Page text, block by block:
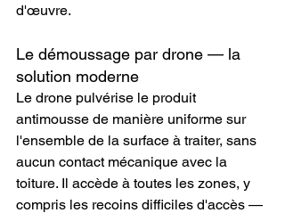
d'œuvre.
Le démoussage par drone — la
solution moderne
Le drone pulvérise le produit
antimousse de manière uniforme sur
l'ensemble de la surface à traiter, sans
aucun contact mécanique avec la
toiture. Il accède à toutes les zones, y
compris les recoins difficiles d'accès —